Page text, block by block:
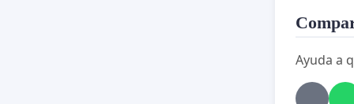
Ayuda a